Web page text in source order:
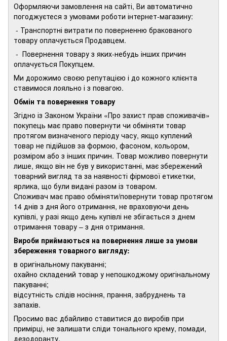
Оформляючи замовлення на сайті, Ви автоматично
погоджуєтеся з умовами роботи інтернет-магазину:
- Транспортні витрати по поверненню бракованого
товару оплачується Продавцем.
- Повернення товару з яких-небудь інших причин
оплачується Покупцем.
Ми дорожимо своєю репутацією і до кожного клієнта
ставимося лояльно і з повагою.
Обмін та повернення товару
Згідно із Законом України «Про захист прав споживачів»
покупець має право повернути чи обміняти товар
протягом визначеного періоду часу, якщо куплений
товар не підійшов за формою, фасоном, кольором,
розміром або з інших причин. Товар можливо повернути
лише, якщо він не був у використанні, має збережений
товарний вигляд та за наявності фірмової етикетки,
ярлика, що були видані разом із товаром.
Споживач має право обміняти/повернути товар протягом
14 днів з дня його отримання, не враховуючи день
купівлі, у разі якщо день купівлі не збігається з днем
отримання товару – з дня отримання.
Вироби приймаються на повернення лише за умови
збереження товарного вигляду:
в оригінальному пакуванні;
охайно складений товар у непошкоджому оригінальному
пакуванні;
відсутність слідів носіння, прання, забруднень та
запахів.
Просимо вас дбайливо ставитися до виробів при
примірці, не залишати сліди тонального крему, помади,
дезодоранту.